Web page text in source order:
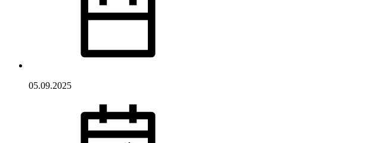
05.09.2025